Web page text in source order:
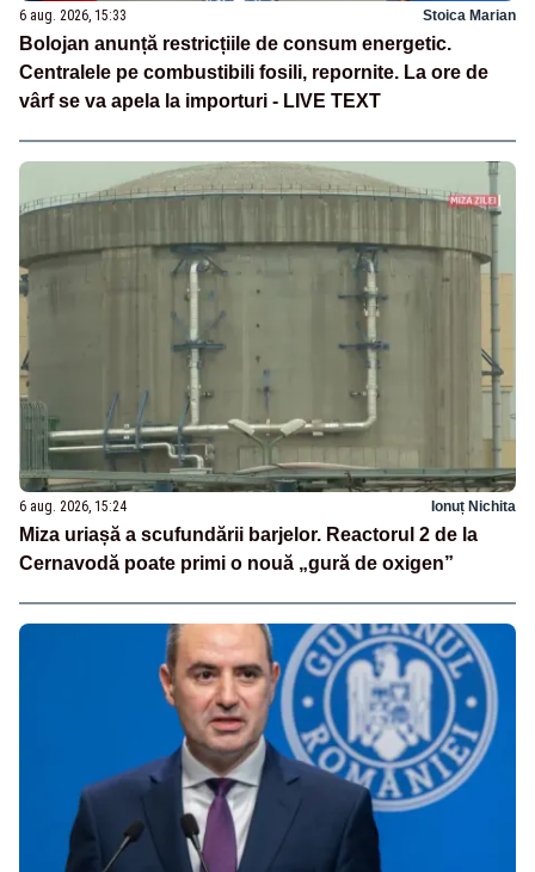
6 aug. 2026, 15:33 Stoica Marian
Bolojan anunță restricțiile de consum energetic.
Centralele pe combustibili fosili, repornite. La ore de
vârf se va apela la importuri - LIVE TEXT
6 aug. 2026, 15:24 Ionuț Nichita
Miza uriașă a scufundării barjelor. Reactorul 2 de la
Cernavodă poate primi o nouă „gură de oxigen”